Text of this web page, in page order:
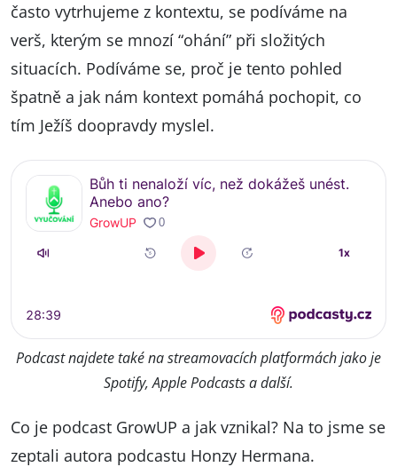
často vytrhujeme z kontextu, se podíváme na
verš, kterým se mnozí “ohání” při složitých
situacích. Podíváme se, proč je tento pohled
špatně a jak nám kontext pomáhá pochopit, co
tím Ježíš doopravdy myslel.
Podcast najdete také na streamovacích platformách jako je
Spotify, Apple Podcasts a další.
Co je podcast GrowUP a jak vznikal? Na to jsme se
zeptali autora podcastu Honzy Hermana.